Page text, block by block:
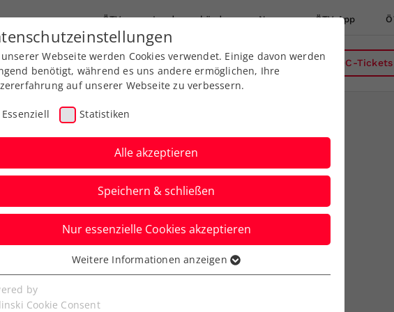
ÖTV Landesverbände News ÖTV App
Ausbildungen Services Über uns DC-Tickets
noch einfacher: Das
App
Webseite werden Cookies verwendet. Einige davon werden
benötigt, während es uns andere ermöglichen, Ihre
auf unserer Webseite zu verbessern.
Essenziell Statistiken
Alle akzeptieren
Speichern & schließen
Nur essenzielle Cookies akzeptieren
Cookies werden für grundlegende Funktionen der
benötigt. Dadurch ist gewährleistet, dass die Webseite
Weitere Informationen anzeigen
by
Cookie Consent